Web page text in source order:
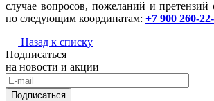
случае вопросов, пожеланий и претензий
по следующим координатам: +7 900 260-
Назад к списку
Подписаться
на новости и акции
Подписаться